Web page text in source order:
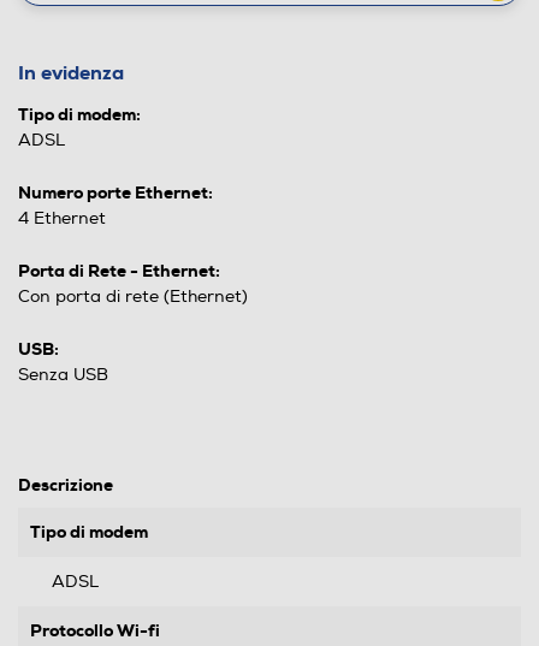
In evidenza
Tipo di modem:
ADSL
Numero porte Ethernet:
4 Ethernet
Porta di Rete - Ethernet:
Con porta di rete (Ethernet)
USB:
Senza USB
Descrizione
Tipo di modem
ADSL
Protocollo Wi-fi